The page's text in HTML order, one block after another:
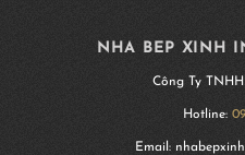
NHA BEP XINH
Công Ty
Hotline:
Email: